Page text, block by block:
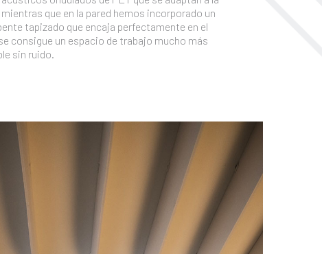
que en la pared hemos incorporado un
tapizado que encaja perfectamente en el
consigue un espacio de trabajo mucho más
sin ruido.